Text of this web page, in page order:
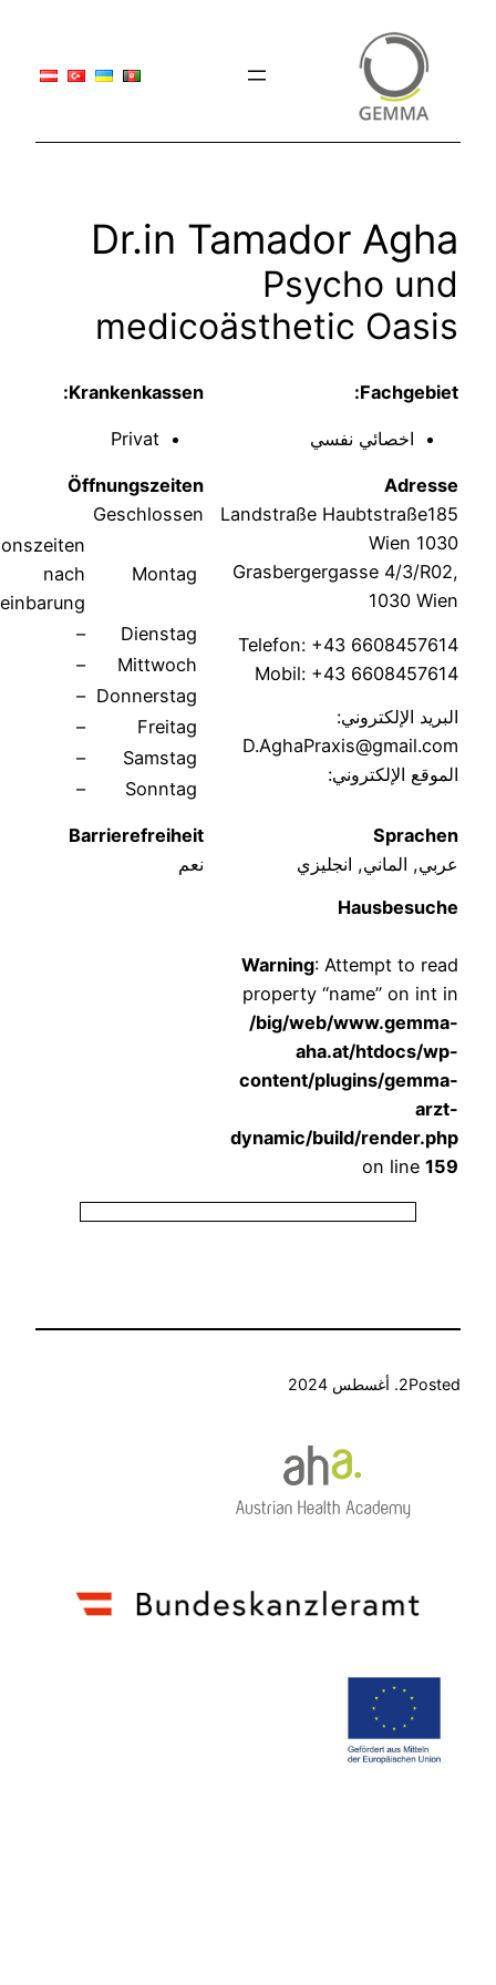
Dr.in Tamador
Psycho
medicoästhetic
اخصائي نفسي
Krankenkassen:
Landstraße
Grasbergergasse 4/3/
1030
Telefon: +43
Mobil: +43
الإلكتروني:
الإلكتروني:
Öffnungszeiten
Geschlossen
Montag
Ordinationszeiten
nach
Vereinbarung
Dienstag
–
Mittwoch
–
Donnerstag
–
–
Samstag
–
–
الماني, انجليزي
Barrierefreiheit
Warning: Attempt to
property “name” on
/big/web/
aha.at/
content/plugins/
dynamic/build/
on